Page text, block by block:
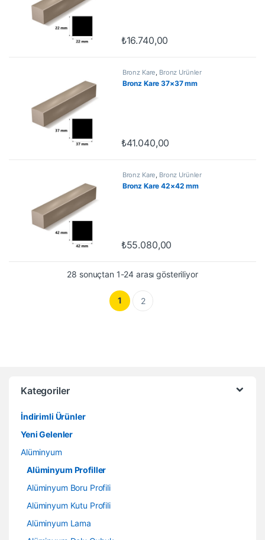
₺16.740,00
Bronz Kare, Bronz Ürünler
Bronz Kare 37×37 mm
₺41.040,00
Bronz Kare Bronz Ürünler
Bronz Kare 42×42 mm
₺55.080,00
28 sonuçtan 1-24 arası gösteriliyor
1 2
Kategoriler
İndirimli Ürünler
Yeni Gelenler
Alüminyum
Alüminyum Profiller
Alüminyum Boru Profili
Alüminyum Kutu Profili
Alüminyum Lama